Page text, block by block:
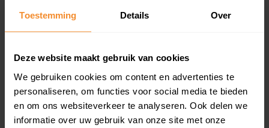
Toestemming Details Over
Deze website maakt gebruik van cookies
We gebruiken cookies om content en advertenties te
personaliseren, om functies voor social media te bieden
en om ons websiteverkeer te analyseren. Ook delen we
informatie over uw gebruik van onze site met onze
Een overzicht van alle verkochte woningen (koopsom
en koopdatum) binnen een postcodegebied. Dit
Bekijk product